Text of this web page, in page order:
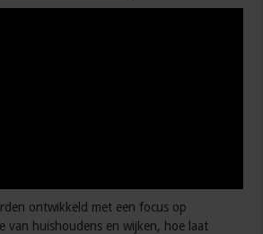
ontwikkeld met een focus op
van huishoudens en wijken, hoe laat